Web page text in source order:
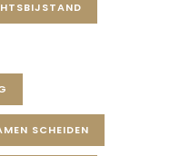
SCHEIDEN